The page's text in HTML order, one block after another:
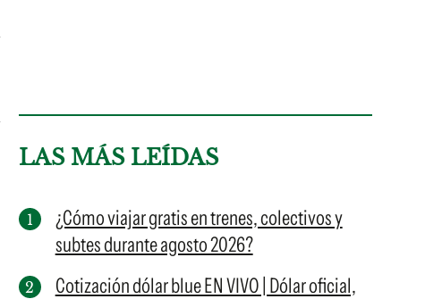
LAS MÁS LEÍDAS
¿Cómo viajar gratis en trenes, colectivos y
subtes durante agosto 2026?
Cotización dólar blue EN VIVO | Dólar oficial,